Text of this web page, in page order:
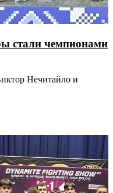
стали чемпионами
Нечитайло и